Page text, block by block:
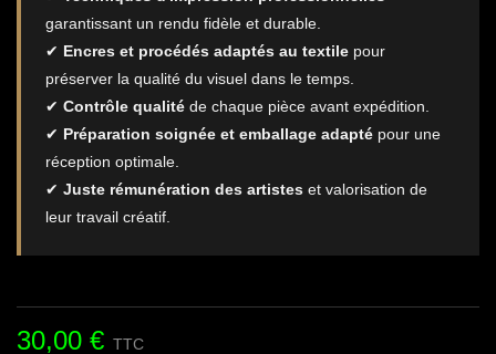
garantissant un rendu fidèle et durable.
✔ Encres et procédés adaptés au textile pour
préserver la qualité du visuel dans le temps.
✔ Contrôle qualité de chaque pièce avant expédition.
✔ Préparation soignée et emballage adapté pour une
réception optimale.
✔ Juste rémunération des artistes et valorisation de
leur travail créatif.
30,00 € TTC